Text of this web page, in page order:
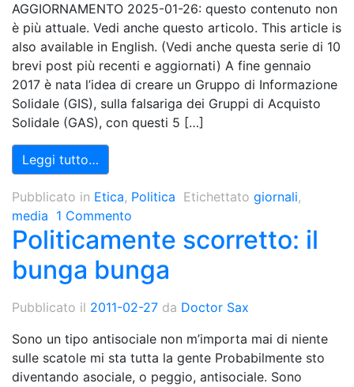
AGGIORNAMENTO 2025-01-26: questo contenuto non
è più attuale. Vedi anche questo articolo. This article is
also available in English. (Vedi anche questa serie di 10
brevi post più recenti e aggiornati) A fine gennaio
2017 è nata l’idea di creare un Gruppo di Informazione
Solidale (GIS), sulla falsariga dei Gruppi di Acquisto
Solidale (GAS), con questi 5 […]
Leggi tutto…
Pubblicato in Etica, Politica Etichettato giornali,
media 1 Commento
Politicamente scorretto: il
bunga bunga
Pubblicato il 2011-02-27 da Doctor Sax
Sono un tipo antisociale non m’importa mai di niente
sulle scatole mi sta tutta la gente Probabilmente sto
diventando asociale, o peggio, antisociale. Sono